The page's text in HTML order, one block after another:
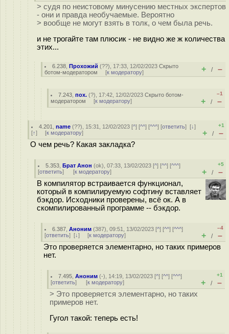
> судя по неистовому минусению местных экспертов
- они и правда необучаемые. Вероятно
> вообще не могут взять в толк, о чем была речь.
и не трогайте там плюсик - не видно же ж количества
этих...
6.238 ,Прохожий (??), 17:33, 12/02/2023Скрыто
ботом-модератором [к модератору] + / –
7.243 ,пох. (?), 17:42, 12/02/2023Скрыто ботом-
модератором [к модератору]
–1
+ / –
4.201 ,name (??), 15:31, 12/02/2023 [^] [^^] [^^^] [ответить][↓]
[↑] [к модератору]
+1
+ / –
О чем речь? Какая закладка?
5.353 ,Брат Анон (ok), 07:33, 13/02/2023 [^] [^^] [^^^]
[ответить] [к модератору]
+5
+ / –
В компилятор встраивается функционал,
который в компилируемую софтину вставляет
бэкдор. Исходники проверены, всё ок. А в
скомпилированный программе -- бэкдор.
6.387 ,Аноним (387), 09:51, 13/02/2023 [^] [^^] [^^^]
[ответить] [↓] [к модератору]
–4
+ / –
Это проверяется элементарно, но таких примеров
нет.
7.495 ,Аноним (-), 14:19, 13/02/2023 [^] [^^] [^^^]
[ответить] [к модератору]
+1
+ / –
> Это проверяется элементарно, но таких
примеров нет.
Гугол такой: теперь есть!